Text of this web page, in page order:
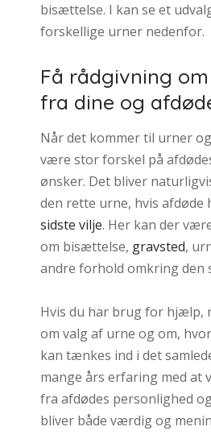
bisættelse. I kan se et
forskellige urner nedenfor.
Få rådgivning
fra dine og
Når det kommer til urner og
være stor forskel på
ønsker. Det bliver
den rette urne, hvis afdøde
sidste vilje. Her kan der
om bisættelse, gravsted,
andre forhold omkring den
Hvis du har brug for hjælp,
om valg af urne og om,
kan tænkes ind i det
mange års erfaring med at
fra afdødes personlighed
bliver både værdig og